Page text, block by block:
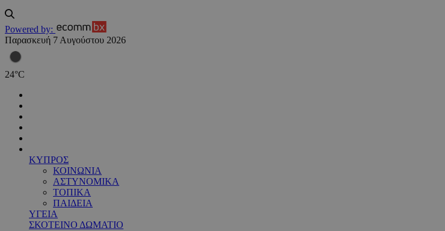
Powered by:
Παρασκευή 7 Αυγούστου 2026
24°C
ΚΥΠΡΟΣ
ΚΟΙΝΩΝΙΑ
ΑΣΤΥΝΟΜΙΚΑ
ΤΟΠΙΚΑ
ΠΑΙΔΕΙΑ
ΥΓΕΙΑ
ΣΚΟΤΕΙΝΟ ΔΩΜΑΤΙΟ